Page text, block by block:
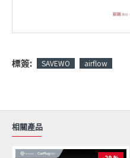
標簽: SAVEWO airflow
相關產品